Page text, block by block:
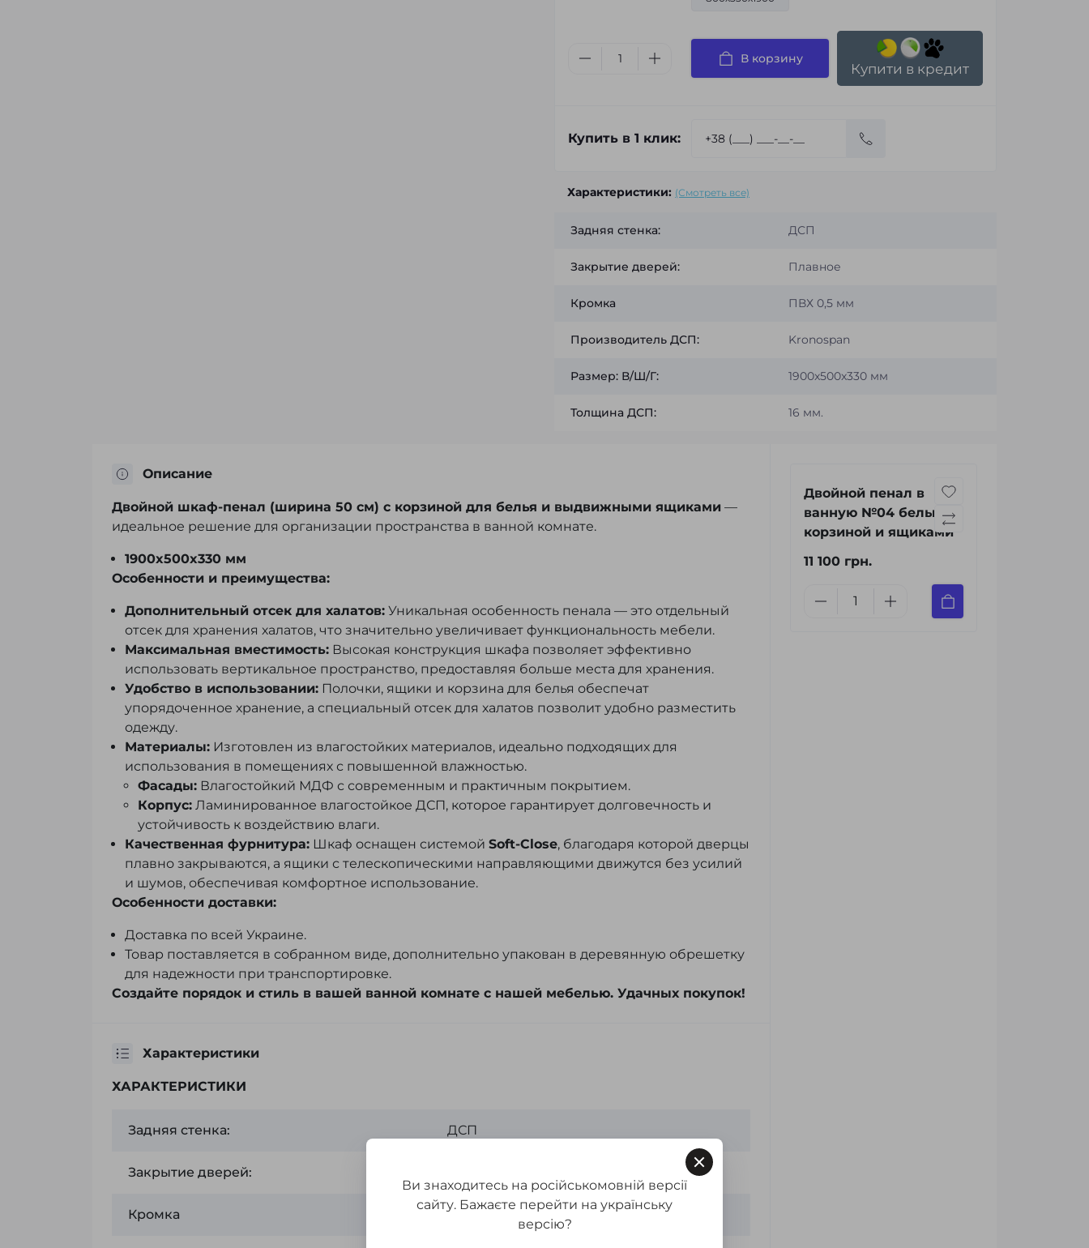
В корзину
Купити в кредит
Купить в 1 клик:
Характеристики: (Смотреть все)
Задняя стенка: ДСП
Закрытие дверей: Плавное
Кромка ПВХ 0,5 мм
Производитель ДСП: Kronospan
Размер: В/Ш/Г: 1900x500x330 мм
Толщина ДСП: 16 мм.
Описание
Двойной шкаф-пенал (ширина 50 см) с корзиной для белья и выдвижными ящиками —
идеальное решение для организации пространства в ванной комнате.
1900x500x330 мм
Особенности и преимущества:
Дополнительный отсек для халатов: Уникальная особенность пенала — это отдельный
отсек для хранения халатов, что значительно увеличивает функциональность мебели.
Максимальная вместимость: Высокая конструкция шкафа позволяет эффективно
использовать вертикальное пространство, предоставляя больше места для хранения.
Удобство в использовании: Полочки, ящики и корзина для белья обеспечат
упорядоченное хранение, а специальный отсек для халатов позволит удобно разместить
одежду.
Материалы: Изготовлен из влагостойких материалов, идеально подходящих для
использования в помещениях с повышенной влажностью.
Фасады: Влагостойкий МДФ с современным и практичным покрытием.
Корпус: Ламинированное влагостойкое ДСП, которое гарантирует долговечность и
устойчивость к воздействию влаги.
Качественная фурнитура: Шкаф оснащен системой Soft-Close, благодаря которой дверцы
плавно закрываются, а ящики с телескопическими направляющими движутся без усилий
и шумов, обеспечивая комфортное использование.
Особенности доставки:
Доставка по всей Украине.
Товар поставляется в собранном виде, дополнительно упакован в деревянную обрешетку
для надежности при транспортировке.
Создайте порядок и стиль в вашей ванной комнате с нашей мебелью. Удачных покупок!
Характеристики
ХАРАКТЕРИСТИКИ
Задняя стенка: ДСП
Закрытие дверей:
Кромка ПВХ 0,5 мм
Двойной пенал в
ванную №04 белый, с
корзиной и ящиками
11 100 грн.
Ви знаходитесь на російськомовній версії
сайту. Бажаєте перейти на українську
версію?